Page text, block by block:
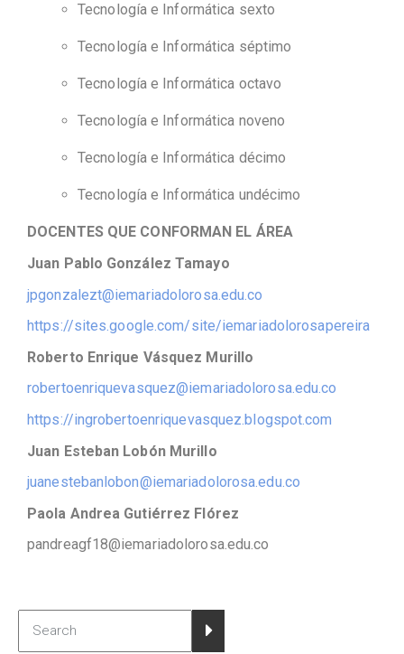
Tecnología e Informática sexto
Tecnología e Informática séptimo
Tecnología e Informática octavo
Tecnología e Informática noveno
Tecnología e Informática décimo
Tecnología e Informática undécimo
DOCENTES QUE CONFORMAN EL ÁREA
Juan Pablo González Tamayo
jpgonzalezt@iemariadolorosa.edu.co
https://sites.google.com/site/iemariadolorosapereira
Roberto Enrique Vásquez Murillo
robertoenriquevasquez@iemariadolorosa.edu.co
https://ingrobertoenriquevasquez.blogspot.com
Juan Esteban Lobón Murillo
juanestebanlobon@iemariadolorosa.edu.co
Paola Andrea Gutiérrez Flórez
pandreagf18@iemariadolorosa.edu.co